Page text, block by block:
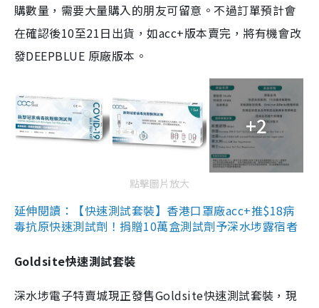
購數量，需要大量購入的朋友可留意。不過訂單預計會
在確認後10至21日出貨，如acc+版本賣完，將有機會改
發DEEPBLUE 原廠版本。
+2
點擊圖片放大
延伸閱讀：【快速測試套裝】香港口罩廠acc+推$18病
毒抗原快速測試劑！捐贈10萬盒測試劑予深水埗露宿者
Goldsite快速測試套裝
深水埗電子特賣城現正發售Goldsite快速測試套裝，現